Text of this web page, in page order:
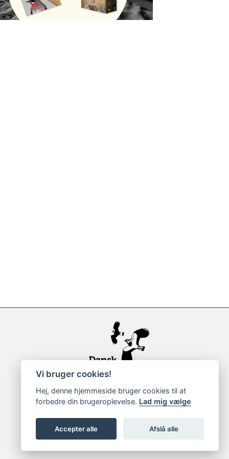
Vi bruger cookies!
Hej, denne hjemmeside bruger cookies til at
forbedre din brugeroplevelse. Lad mig vælge
Accepter alle Afslå alle